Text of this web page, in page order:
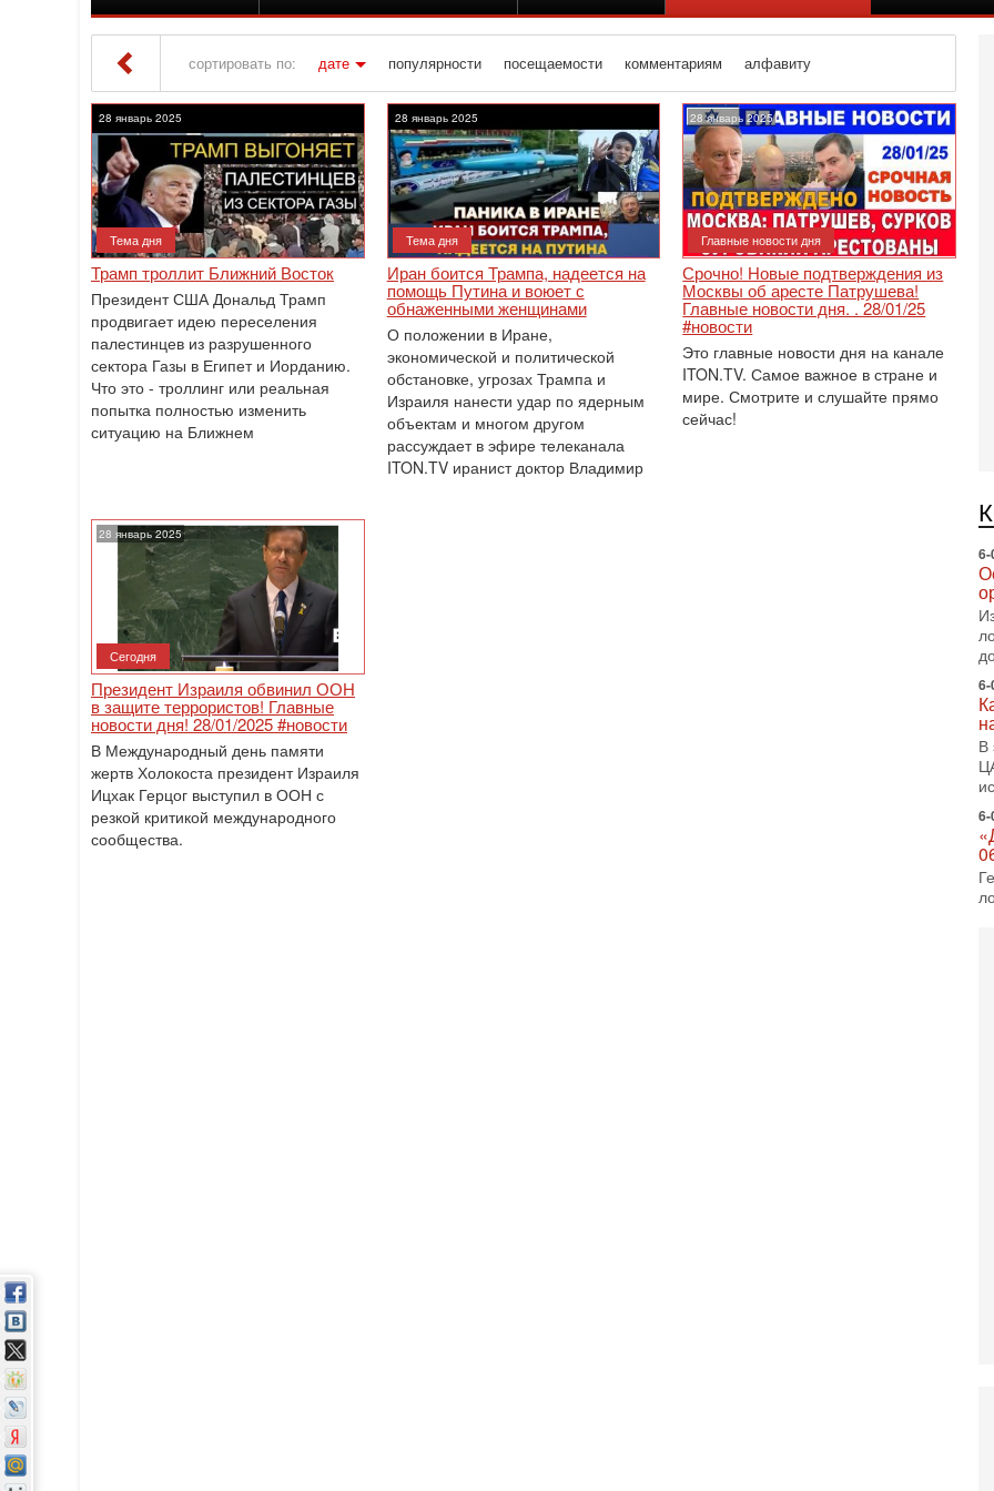
сортировать по: дате популярности посещаемости комментариям алфавиту
» Материалы за 28.01.2025
28 январь 2025
Тема дня
Трамп троллит Ближний Восток
Президент США Дональд Трамп
продвигает идею переселения
палестинцев из разрушенного
сектора Газы в Египет и Иорданию.
Что это - троллинг или реальная
попытка полностью изменить
ситуацию на Ближнем
28 январь 2025
Тема дня
Иран боится Трампа, надеется на
помощь Путина и воюет с
обнаженными женщинами
О положении в Иране,
экономической и политической
обстановке, угрозах Трампа и
Израиля нанести удар по ядерным
объектам и многом другом
рассуждает в эфире телеканала
ITON.TV иранист доктор Владимир
28 январь 2025
Главные новости дня
Срочно! Новые подтверждения из
Москвы об аресте Патрушева!
Главные новости дня. . 28/01/25
#новости
Это главные новости дня на канале
ITON.TV. Самое важное в стране и
мире. Смотрите и слушайте прямо
сейчас!
28 январь 2025
Сегодня
Президент Израиля обвинил ООН
в защите террористов! Главные
новости дня! 28/01/2025 #новости
В Международный день памяти
жертв Холокоста президент Израиля
Ицхак Герцог выступил в ООН с
резкой критикой международного
сообщества.
6-
6-
В
6-